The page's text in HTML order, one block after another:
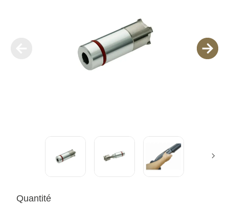
Quantité